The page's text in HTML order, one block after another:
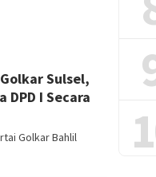
Sulsel,
DPD I Secara
Golkar Bahlil